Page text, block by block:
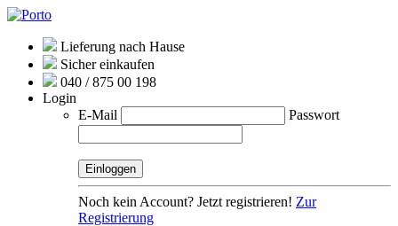
Lieferung nach Hause
Sicher einkaufen
040 / 875 00 198
Login
E-Mail
Passwort
Noch kein Account? Jetzt registrieren! Zur
Registrierung